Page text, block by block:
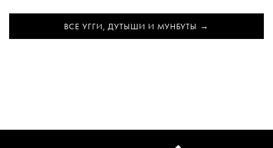
ВСЕ УГГИ, ДУТЫШИ И МУНБУТЫ